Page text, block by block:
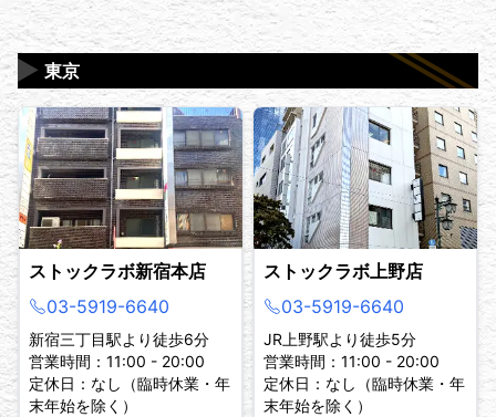
東京
▶
ストックラボ新宿本店
03-5919-6640
新宿三丁目駅より徒歩6分
営業時間：11:00 - 20:00
定休日：なし（臨時休業・年
末年始を除く）
ストックラボ上野店
03-5919-6640
JR上野駅より徒歩5分
営業時間：11:00 - 20:00
定休日：なし（臨時休業・年
末年始を除く）